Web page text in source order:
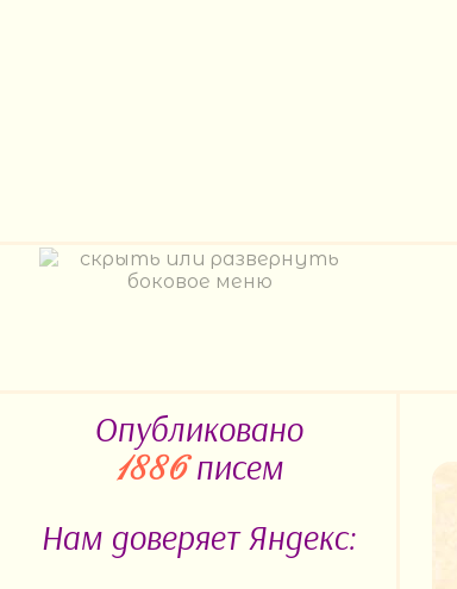
Опубликовано
1886писем
Нам доверяет Яндекс: